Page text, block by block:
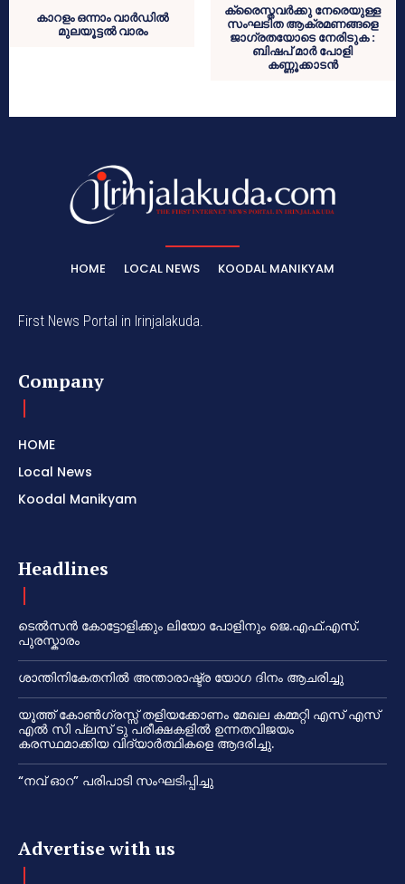
കാറളം ഒന്നാം വാര്‍ഡില്‍
മുലയൂട്ടല്‍ വാരം
ക്രൈസ്തവര്‍ക്കു നേരെയുള്ള
സംഘടിത ആക്രമണങ്ങളെ
ജാഗ്രതയോടെ നേരിടുക :
ബിഷപ് മാര്‍ പോളി
കണ്ണൂക്കാടന്‍
HOME LOCAL NEWS KOODAL MANIKYAM
First News Portal in Irinjalakuda.
Company
HOME
Local News
Koodal Manikyam
Headlines
ടെൽസൻ കോട്ടോളിക്കും ലിയോ പോളിനും ജെ.എഫ്.എസ്.
പുരസ്കാരം
ശാന്തിനികേതനിൽ അന്താരാഷ്ട്ര യോഗ ദിനം ആചരിച്ചു
യൂത്ത് കോൺഗ്രസ്സ് തളിയക്കോണം മേഖല കമ്മറ്റി എസ് എസ്
എൽ സി പ്ലസ് ടു പരീക്ഷകളിൽ ഉന്നതവിജയം
കരസ്ഥമാക്കിയ വിദ്യാർത്ഥികളെ ആദരിച്ചു.
“നവ് ഓറ” പരിപാടി സംഘടിപ്പിച്ചു
Advertise with us